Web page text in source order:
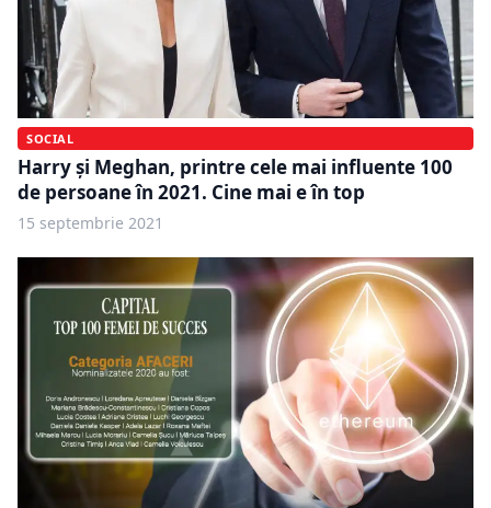
SOCIAL
Harry şi Meghan, printre cele mai influente 100
de persoane în 2021. Cine mai e în top
15 septembrie 2021